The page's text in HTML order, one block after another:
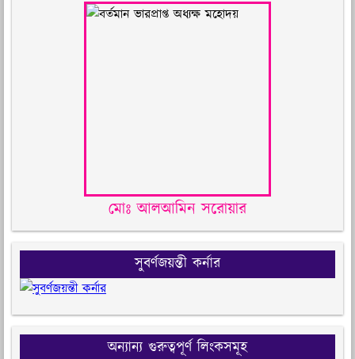
মোঃ আলআমিন সরোয়ার
সুবর্ণজয়ন্তী কর্নার
অন্যান্য গুরুত্বপূর্ণ লিংকসমূহ